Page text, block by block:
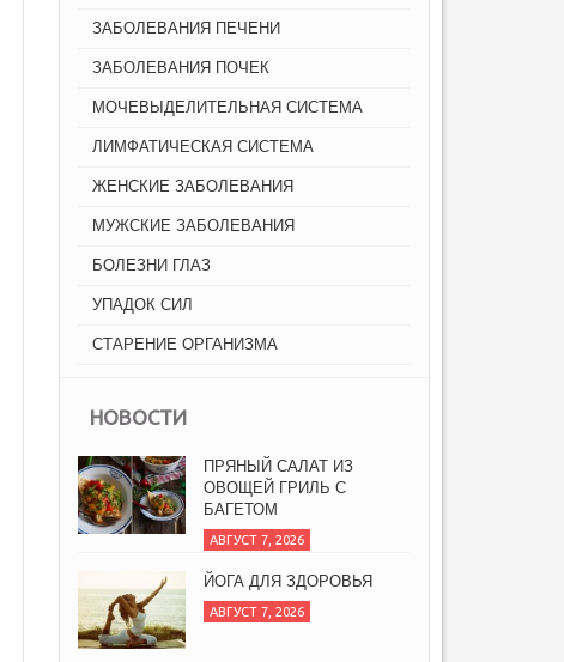
ЗАБОЛЕВАНИЯ ПЕЧЕНИ
ЗАБОЛЕВАНИЯ ПОЧЕК
МОЧЕВЫДЕЛИТЕЛЬНАЯ СИСТЕМА
ЛИМФАТИЧЕСКАЯ СИСТЕМА
ЖЕНСКИЕ ЗАБОЛЕВАНИЯ
МУЖСКИЕ ЗАБОЛЕВАНИЯ
БОЛЕЗНИ ГЛАЗ
УПАДОК СИЛ
СТАРЕНИЕ ОРГАНИЗМА
НОВОСТИ
ПРЯНЫЙ САЛАТ ИЗ
ОВОЩЕЙ ГРИЛЬ С
БАГЕТОМ
АВГУСТ 7, 2026
ЙОГА ДЛЯ ЗДОРОВЬЯ
АВГУСТ 7, 2026